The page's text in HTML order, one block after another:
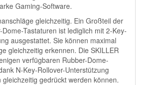
Gaming-Software.
gleichzeitig. Ein Großteil der
Tastaturen ist lediglich mit 2-Key-
ausgestattet. Sie können maximal
gleichzeitig erkennen. Die SKILLER
verfügbaren Rubber-Dome-
N-Key-Rollover-Unterstützung
gleichzeitig gedrückt werden können.